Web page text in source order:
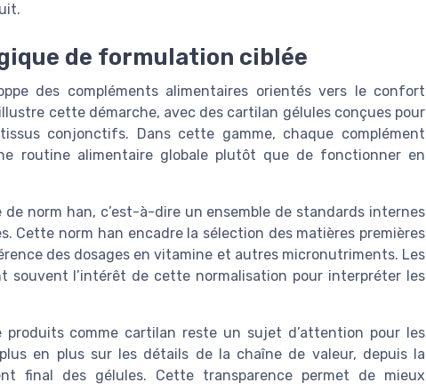
de formulation ciblée
des compléments alimentaires orientés vers le confort
cette démarche, avec des cartilan gélules conçues pour
conjonctifs. Dans cette gamme, chaque complément
routine alimentaire globale plutôt que de fonctionner en
norm han, c’est-à-dire un ensemble de standards internes
Cette norm han encadre la sélection des matières premières
des dosages en vitamine et autres micronutriments. Les
souvent l’intérêt de cette normalisation pour interpréter les
comme cartilan reste un sujet d’attention pour les
en plus sur les détails de la chaîne de valeur, depuis la
final des gélules. Cette transparence permet de mieux